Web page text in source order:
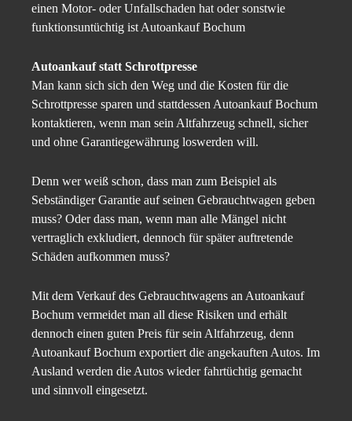
einen Motor- oder Unfallschaden hat oder sonstwie
funktionsuntüchtig ist Autoankauf Bochum
Autoankauf statt Schrottpresse
Man kann sich sich den Weg und die Kosten für die
Schrottpresse sparen und stattdessen Autoankauf Bochum
kontaktieren, wenn man sein Altfahrzeug schnell, sicher
und ohne Garantiegewährung loswerden will.
Denn wer weiß schon, dass man zum Beispiel als
Sebständiger Garantie auf seinen Gebrauchtwagen geben
muss? Oder dass man, wenn man alle Mängel nicht
vertraglich exkludiert, dennoch für später auftretende
Schäden aufkommen muss?
Mit dem Verkauf des Gebrauchtwagens an Autoankauf
Bochum vermeidet man all diese Risiken und erhält
dennoch einen guten Preis für sein Altfahrzeug, denn
Autoankauf Bochum exportiert die angekauften Autos. Im
Ausland werden die Autos wieder fahrtüchtig gemacht
und sinnvoll eingesetzt.